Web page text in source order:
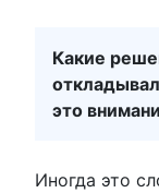
Какие
это
Иногда это